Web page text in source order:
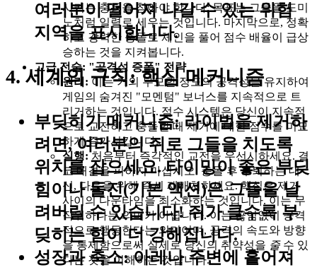
여러분이 떨어져 나갈 수 있는 위험
지역을 표시합니다.
4. 세계의 규칙: 핵심 메커니즘
부딪히기 메커니즘:라이벌을 제거하
려면, 여러분의 쥐로 그들을 치도록
위치를 잡으세요. 타이밍이 좋은 부딪
힘이나 돌진(기본 액션)은 그들을 날
려버릴 수 있습니다! 쥐가 클수록 부
딪히는 힘이 더 강해집니다.
성장과 축소:아레나 주변에 흩어져
시키는 충동을 참아야 합니다; 목표는 그들을 도미
노처럼 일렬로 세우는 것입니다. 마지막으로, 정확
하고 강력한 충돌로 체인을 풀어 점수 배율이 급상
승하는 것을 지켜봅니다.
고급 전술: "공격성 증폭" 전략
원리: 이는 거의 무모할 정도의 공격성을 유지하여
게임의 숨겨진 "모멘텀" 보너스를 지속적으로 트
리거하는 것입니다. 점수 시스템은 당신이 지속적
으로 교전하고 충돌할 때 제거에 대한 점수를 미묘
하게 증가시킵니다.
실행:처음부터 즉각적인 교전을 우선시하세요. 결
코 대결을 피하지 마십시오. 충돌 후 후퇴하는 대
신, 다음을 위해 즉시 재배치하세요. 핵심은 제거
사이의 다운타임을 최소화하는 것입니다. 이는 무
작위하다는 의미가 아닙니다. 이는 끊임없이 공격
적으로 행동한다는 의미이며, 공격의 속도와 방향
을 통제함으로써 실제로 당신의 취약성을 줄수 있
다는 것을 이해하는 것입니다.